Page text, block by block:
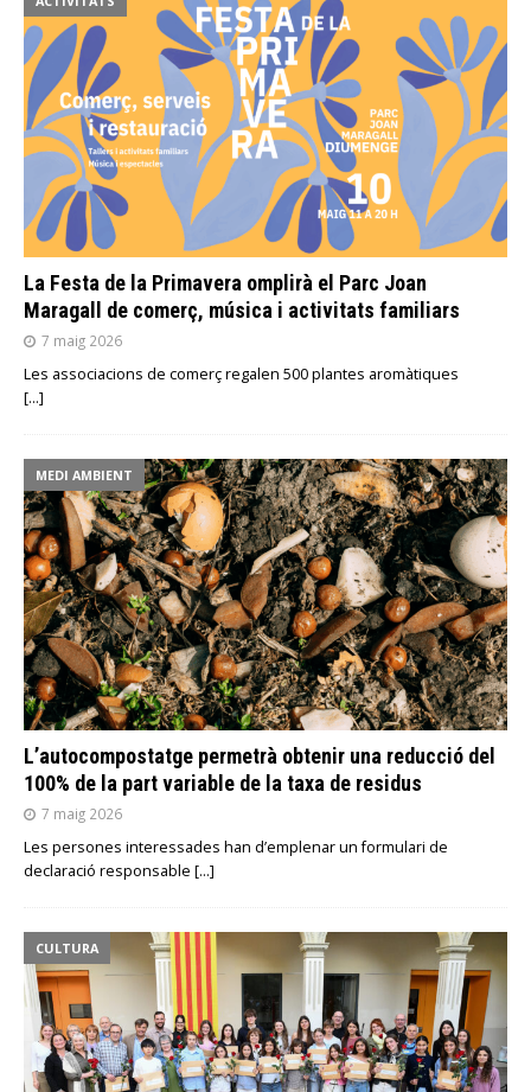
La Festa de la Primavera omplirà el Parc Joan
Maragall de comerç, música i activitats familiars
7 maig 2026
Les associacions de comerç regalen 500 plantes aromàtiques
[…]
MEDI AMBIENT
L’autocompostatge permetrà obtenir una reducció del
100% de la part variable de la taxa de residus
7 maig 2026
Les persones interessades han d’emplenar un formulari de
declaració responsable […]
CULTURA